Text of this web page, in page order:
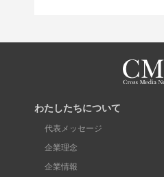
わたしたちについて
代表メッセージ
企業理念
企業情報